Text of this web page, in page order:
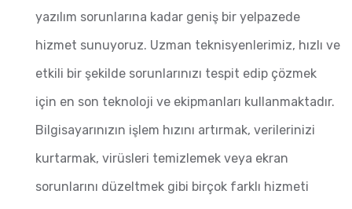
yazılım sorunlarına kadar geniş bir yelpazede
hizmet sunuyoruz. Uzman teknisyenlerimiz, hızlı ve
etkili bir şekilde sorunlarınızı tespit edip çözmek
için en son teknoloji ve ekipmanları kullanmaktadır.
Bilgisayarınızın işlem hızını artırmak, verilerinizi
kurtarmak, virüsleri temizlemek veya ekran
sorunlarını düzeltmek gibi birçok farklı hizmeti